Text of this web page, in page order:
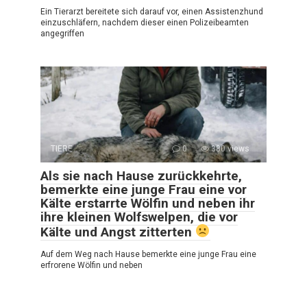
Ein Tierarzt bereitete sich darauf vor, einen Assistenzhund
einzuschläfern, nachdem dieser einen Polizeibeamten
angegriffen
TIERE 0 380 views
Als sie nach Hause zurückkehrte,
bemerkte eine junge Frau eine vor
Kälte erstarrte Wölfin und neben ihr
ihre kleinen Wolfswelpen, die vor
Kälte und Angst zitterten
Auf dem Weg nach Hause bemerkte eine junge Frau eine
erfrorene Wölfin und neben